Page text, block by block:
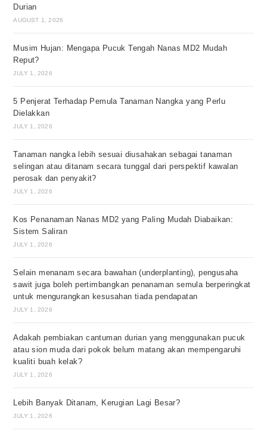
Durian
AUGUST 1, 2026
Musim Hujan: Mengapa Pucuk Tengah Nanas MD2 Mudah
Reput?
JULY 1, 2026
5 Penjerat Terhadap Pemula Tanaman Nangka yang Perlu
Dielakkan
JULY 1, 2026
Tanaman nangka lebih sesuai diusahakan sebagai tanaman
selingan atau ditanam secara tunggal dari perspektif kawalan
perosak dan penyakit?
JULY 1, 2026
Kos Penanaman Nanas MD2 yang Paling Mudah Diabaikan:
Sistem Saliran
JULY 1, 2026
Selain menanam secara bawahan (underplanting), pengusaha
sawit juga boleh pertimbangkan penanaman semula berperingkat
untuk mengurangkan kesusahan tiada pendapatan
JULY 1, 2026
Adakah pembiakan cantuman durian yang menggunakan pucuk
atau sion muda dari pokok belum matang akan mempengaruhi
kualiti buah kelak?
JULY 1, 2026
Lebih Banyak Ditanam, Kerugian Lagi Besar?
JULY 1, 2026